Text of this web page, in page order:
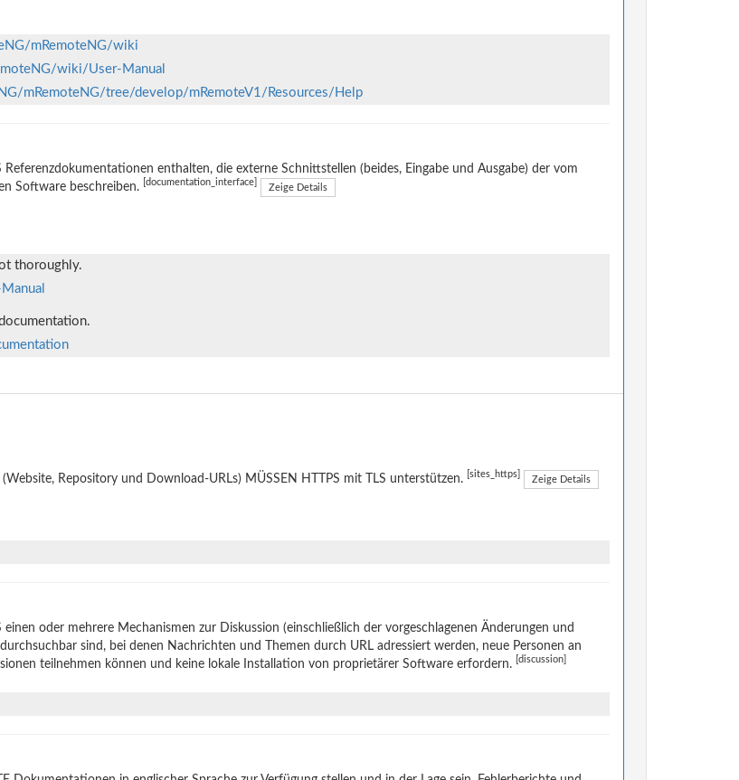
mRemoteNG/wiki
wiki/User-Manual
mRemoteNG/tree/develop/mRemoteV1/Resources/Help
Referenzdokumentationen enthalten, die externe Schnittstellen (beides, Eingabe und Ausgabe) der vom
Software beschreiben.
[documentation_interface] Zeige Details
thoroughly.
(Website, Repository und Download-URLs) MÜSSEN HTTPS mit TLS unterstützen. [sites_https] Zeige Details
einen oder mehrere Mechanismen zur Diskussion (einschließlich der vorgeschlagenen Änderungen und
durchsuchbar sind, bei denen Nachrichten und Themen durch URL adressiert werden, neue Personen an
teilnehmen können und keine lokale Installation von proprietärer Software erfordern.
[discussion]